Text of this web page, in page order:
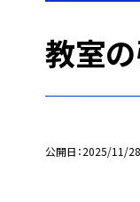
教室の
公開日 2025/11/28